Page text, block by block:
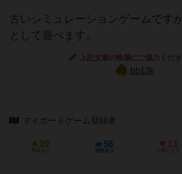
古いシミュレーションゲームです
として遊べます。
上記文章の執筆にご協力くだ
bb13k
マイボードゲーム登録者
29
興味あり
56
経験あり
13
お気に入り